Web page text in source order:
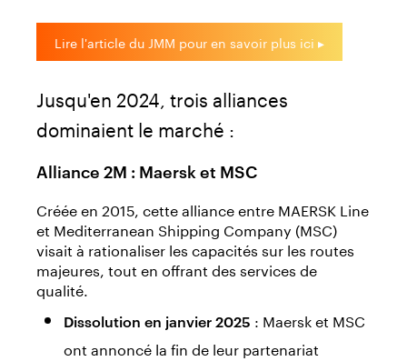
Lire l'article du JMM pour en savoir plus ici ▸
Jusqu'en 2024, trois alliances
dominaient le marché :
Alliance 2M : Maersk et MSC
Créée en 2015, cette alliance entre MAERSK Line
et Mediterranean Shipping Company (MSC)
visait à rationaliser les capacités sur les routes
majeures, tout en offrant des services de
qualité.
Dissolution en janvier 2025 : Maersk et MSC
ont annoncé la fin de leur partenariat